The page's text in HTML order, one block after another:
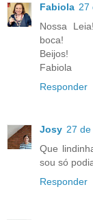
Fabiola 27
Nossa
boca!
Beijos!
Fabiola
Responder
Josy 27
Que
sou só
Responder